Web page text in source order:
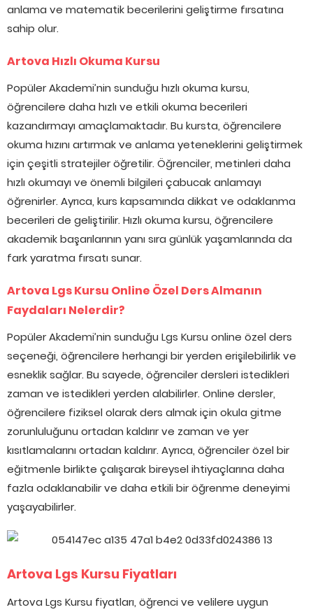
anlama ve matematik becerilerini geliştirme fırsatına
sahip olur.
Artova Hızlı Okuma Kursu
Popüler Akademi’nin sunduğu hızlı okuma kursu,
öğrencilere daha hızlı ve etkili okuma becerileri
kazandırmayı amaçlamaktadır. Bu kursta, öğrencilere
okuma hızını artırmak ve anlama yeteneklerini geliştirmek
için çeşitli stratejiler öğretilir. Öğrenciler, metinleri daha
hızlı okumayı ve önemli bilgileri çabucak anlamayı
öğrenirler. Ayrıca, kurs kapsamında dikkat ve odaklanma
becerileri de geliştirilir. Hızlı okuma kursu, öğrencilere
akademik başarılarının yanı sıra günlük yaşamlarında da
fark yaratma fırsatı sunar.
Artova Lgs Kursu Online Özel Ders Almanın
Faydaları Nelerdir?
Popüler Akademi’nin sunduğu Lgs Kursu online özel ders
seçeneği, öğrencilere herhangi bir yerden erişilebilirlik ve
esneklik sağlar. Bu sayede, öğrenciler dersleri istedikleri
zaman ve istedikleri yerden alabilirler. Online dersler,
öğrencilere fiziksel olarak ders almak için okula gitme
zorunluluğunu ortadan kaldırır ve zaman ve yer
kısıtlamalarını ortadan kaldırır. Ayrıca, öğrenciler özel bir
eğitmenle birlikte çalışarak bireysel ihtiyaçlarına daha
fazla odaklanabilir ve daha etkili bir öğrenme deneyimi
yaşayabilirler.
Artova Lgs Kursu Fiyatları
Artova Lgs Kursu fiyatları, öğrenci ve velilere uygun